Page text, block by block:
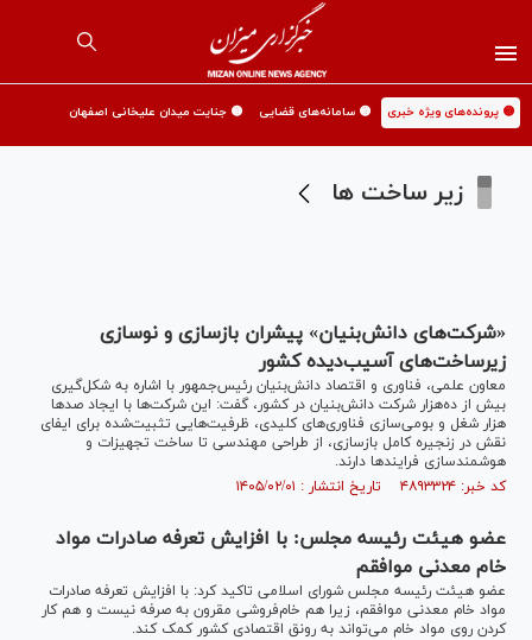
🟡 پرونده‌های ویژه خبری 🟡 سامانه‌های قضایی 🟡 جنایت میدان علیخانی اصفهان
زیر ساخت ها
«شرکت‌های دانش‌بنیان» پیشران بازسازی و نوسازی
زیرساخت‌های آسیب‌دیده کشور
معاون علمی،‌ فناوری و اقتصاد دانش‌بنیان رئیس‌جمهور با اشاره به شکل‌گیری
بیش از ده‌هزار شرکت دانش‌بنیان در کشور، گفت: این شرکت‌ها با ایجاد صدها
هزار شغل و بومی‌سازی فناوری‌های کلیدی، ظرفیت‌هایی تثبیت‌شده برای ایفای
نقش در زنجیره کامل بازسازی، از طراحی مهندسی تا ساخت تجهیزات و
هوشمندسازی فرایندها دارند.
کد خبر: ۴۸۹۳۳۲۴ تاریخ انتشار : ۱۴۰۵/۰۲/۰۱
عضو هیئت رئیسه مجلس: با افزایش تعرفه صادرات مواد
خام معدنی موافقم
عضو هیئت رئیسه مجلس شورای اسلامی تاکید کرد: با افزایش تعرفه صادرات
مواد خام معدنی موافقم، زیرا هم خام‌فروشی مقرون به صرفه نیست و هم کار
کردن روی مواد خام می‌تواند به رونق اقتصادی کشور کمک کند.